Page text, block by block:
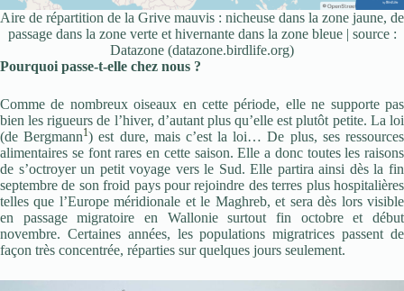
Aire de répartition de la Grive mauvis : nicheuse dans la zone jaune, de
passage dans la zone verte et hivernante dans la zone bleue | source :
Datazone (datazone.birdlife.org)
Pourquoi passe-t-elle chez nous ?
Comme de nombreux oiseaux en cette période, elle ne supporte pas
bien les rigueurs de l’hiver, d’autant plus qu’elle est plutôt petite. La loi
(de Bergmann1) est dure, mais c’est la loi… De plus, ses ressources
alimentaires se font rares en cette saison. Elle a donc toutes les raisons
de s’octroyer un petit voyage vers le Sud. Elle partira ainsi dès la fin
septembre de son froid pays pour rejoindre des terres plus hospitalières
telles que l’Europe méridionale et le Maghreb, et sera dès lors visible
en passage migratoire en Wallonie surtout fin octobre et début
novembre. Certaines années, les populations migratrices passent de
façon très concentrée, réparties sur quelques jours seulement.